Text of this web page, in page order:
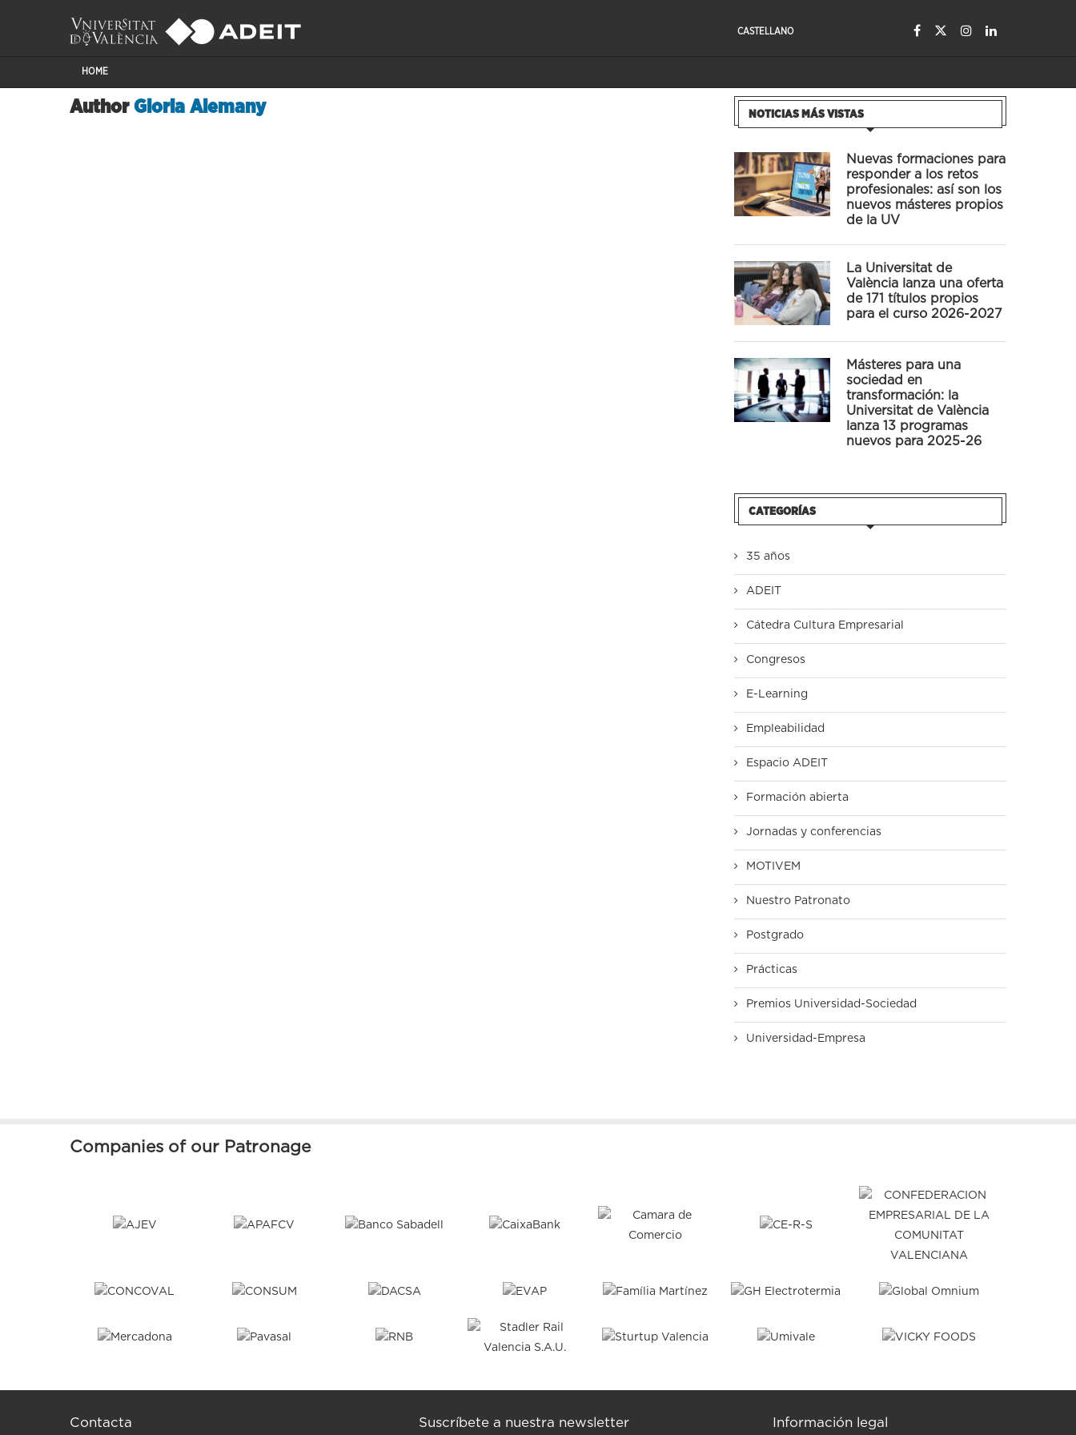
CASTELLANO
HOME
Author Gloria Alemany NOTICIAS MÁS VISTAS
Nuevas formaciones para
responder a los retos
profesionales: así son los
nuevos másteres propios
de la UV
La Universitat de
València lanza una oferta
de 171 títulos propios
para el curso 2026-2027
Másteres para una
sociedad en
transformación: la
Universitat de València
lanza 13 programas
nuevos para 2025-26
CATEGORÍAS
35 años
ADEIT
Cátedra Cultura Empresarial
Congresos
E-Learning
Empleabilidad
Espacio ADEIT
Formación abierta
Jornadas y conferencias
MOTIVEM
Nuestro Patronato
Postgrado
Prácticas
Premios Universidad-Sociedad
Universidad-Empresa
Companies of our Patronage
Contacta Información legal
Suscríbete a nuestra newsletter